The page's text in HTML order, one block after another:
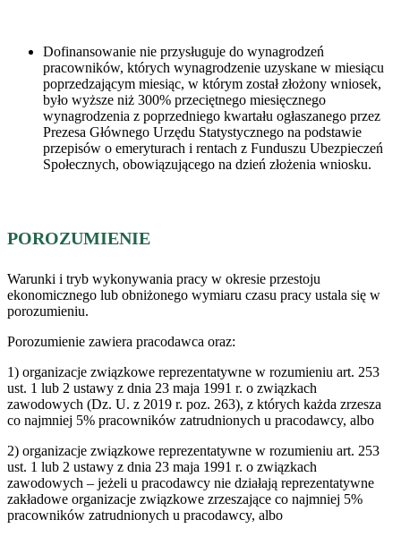
Dofinansowanie nie przysługuje do wynagrodzeń
pracowników, których wynagrodzenie uzyskane w miesiącu
poprzedzającym miesiąc, w którym został złożony wniosek,
było wyższe niż 300% przeciętnego miesięcznego
wynagrodzenia z poprzedniego kwartału ogłaszanego przez
Prezesa Głównego Urzędu Statystycznego na podstawie
przepisów o emeryturach i rentach z Funduszu Ubezpieczeń
Społecznych, obowiązującego na dzień złożenia wniosku.
POROZUMIENIE
Warunki i tryb wykonywania pracy w okresie przestoju
ekonomicznego lub obniżonego wymiaru czasu pracy ustala się w
porozumieniu.
Porozumienie zawiera pracodawca oraz:
1) organizacje związkowe reprezentatywne w rozumieniu art. 253
ust. 1 lub 2 ustawy z dnia 23 maja 1991 r. o związkach
zawodowych (Dz. U. z 2019 r. poz. 263), z których każda zrzesza
co najmniej 5% pracowników zatrudnionych u pracodawcy, albo
2) organizacje związkowe reprezentatywne w rozumieniu art. 253
ust. 1 lub 2 ustawy z dnia 23 maja 1991 r. o związkach
zawodowych – jeżeli u pracodawcy nie działają reprezentatywne
zakładowe organizacje związkowe zrzeszające co najmniej 5%
pracowników zatrudnionych u pracodawcy, albo